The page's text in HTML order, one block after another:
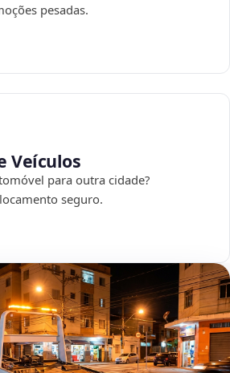
pesadas.
Veículos
para outra cidade?
seguro.